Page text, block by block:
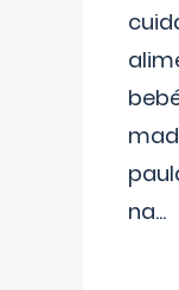
na...